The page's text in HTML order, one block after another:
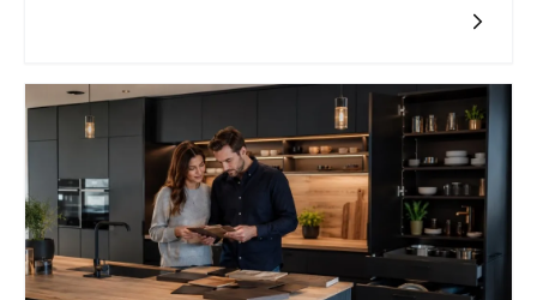
kosztów utrzymania budynku. W praktyce oznacza to nie tylko
ramach swoich obowiązków zarządca ma za zadanie
analizować przyszłe wydatki, planować budżet i śledzić już
poniesione koszty, aby móc wprowadzać skuteczne zmiany.
Współpraca z mieszkańcami, wykonawcami oraz
dostawcami usług pozwala na lepsze negocjowanie
warunków umów, co w dłuższej perspektywie przyczynia się do
zmniejszenia ogólnych kosztów.